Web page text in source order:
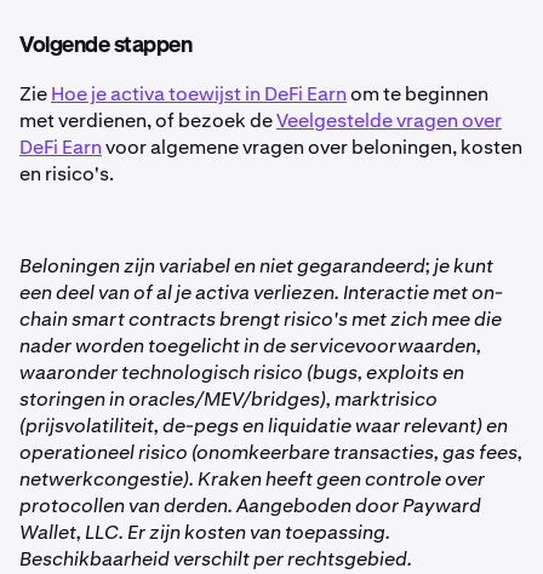
vault-saldo continu in realtime.
automatisch je saldo, zodat je verdiensten zelf ook
weer extra beloningen kunnen opleveren.
• Vault-specifieke tarieven : Elke vault (Balanced,
Je kunt jetotale beloningen, gemiddelde APY en huidige
vault-verdienstenop elk moment bekijken in het
tabblad Earn.
1
Een percentage van de inkomsten van de Vault wordt
als vergoeding ingehouden. Deze vergoeding wordt
automatisch van de Vault afgetrokken voordat de
inkomsten in je saldo worden getoond. Er zijn geen
Kraken de standaardkosten in rekening om deze
naar USDC om te zetten voordat ze in een Vault
worden gestort. Je krijgt de kans om de kosten te
bekijken voordat je de storting bevestigt.
Volgende stappen
ZieHoe je activa toewijst in DeFi Earnom te beginnen
met verdienen, of bezoek deVeelgestelde vragen over
DeFi Earnvoor algemene vragen over beloningen, kosten
en risico's.
Beloningen zijn variabel en niet gegarandeerd; je kunt
een deel van of al je activa verliezen. Interactie met on-
chain smart contracts brengt risico's met zich mee die
nader worden toegelicht in de servicevoorwaarden,
waaronder technologisch risico (bugs, exploits en
storingen in oracles/MEV/bridges), marktrisico
(prijsvolatiliteit, de-pegs en liquidatie waar relevant) en
operationeel risico (onomkeerbare transacties, gas fees,
netwerkcongestie). Kraken heeft geen controle over
protocollen van derden. Aangeboden door Payward
Wallet, LLC. Er zijn kosten van toepassing.
Beschikbaarheid verschilt per rechtsgebied.